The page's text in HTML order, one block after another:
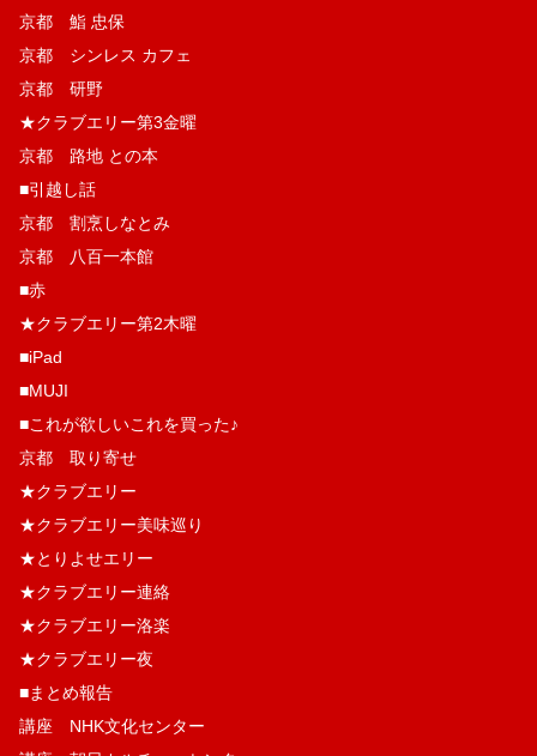
京都 鮨 忠保
京都 シンレス カフェ
京都 研野
★クラブエリー第3金曜
京都 路地 との本
■引越し話
京都 割烹しなとみ
京都 八百一本館
■赤
★クラブエリー第2木曜
■iPad
■MUJI
■これが欲しいこれを買った♪
京都 取り寄せ
★クラブエリー
★クラブエリー美味巡り
★とりよせエリー
★クラブエリー連絡
★クラブエリー洛楽
★クラブエリー夜
■まとめ報告
講座 NHK文化センター